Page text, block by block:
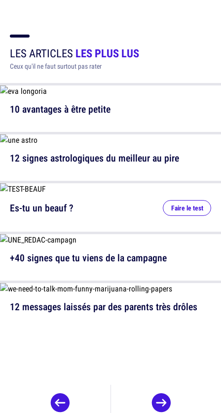
LES ARTICLES LES PLUS LUS
Ceux qu'il ne faut surtout pas rater
10 avantages à être petite
12 signes astrologiques du meilleur au pire
12 messages laissés par des parents très drôles
Es-tu un beauf ? Faire le test
+40 signes que tu viens de la campagne